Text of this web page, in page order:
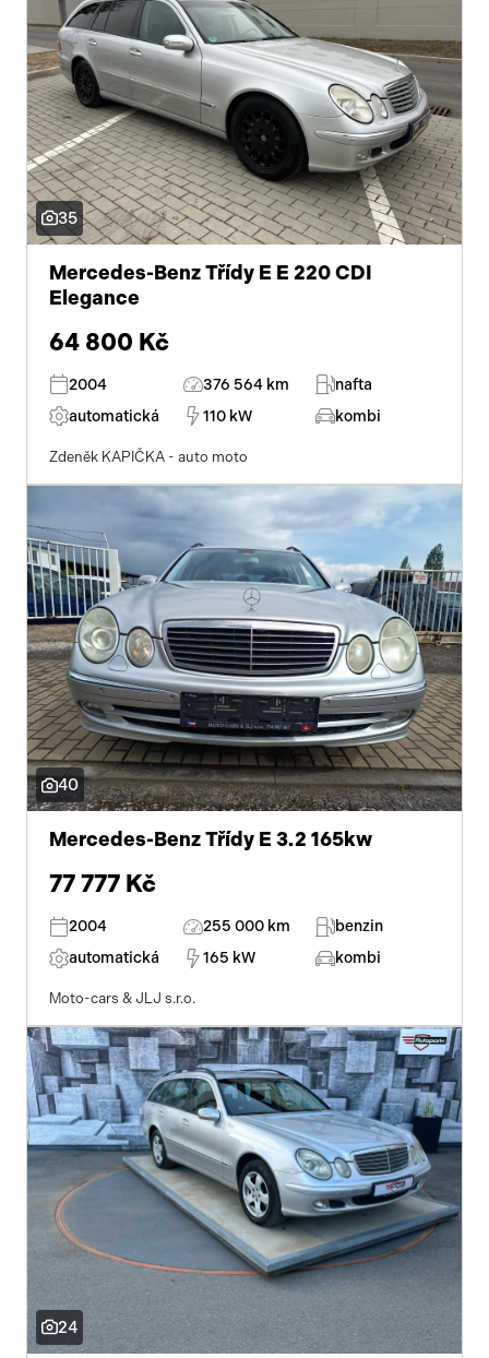
35
Mercedes-Benz Třídy E E 220 CDI
Elegance
64 800 Kč
2004 376 564 km
nafta
automatická
110 kW kombi
Zdeněk KAPIČKA - auto moto
40
Mercedes-Benz Třídy E 3.2 165kw
77 777 Kč
2004 255 000 km
benzin
automatická
165 kW kombi
Moto-cars & JLJ s.r.o.
24